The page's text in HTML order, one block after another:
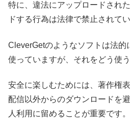
特に、違法にアップロードされ
ドする行為は法律で禁止されてい
CleverGetのようなソフトは法的
使っていますが、それをどう使
安全に楽しむためには、著作権
配信以外からのダウンロードを
人利用に留めることが重要です。